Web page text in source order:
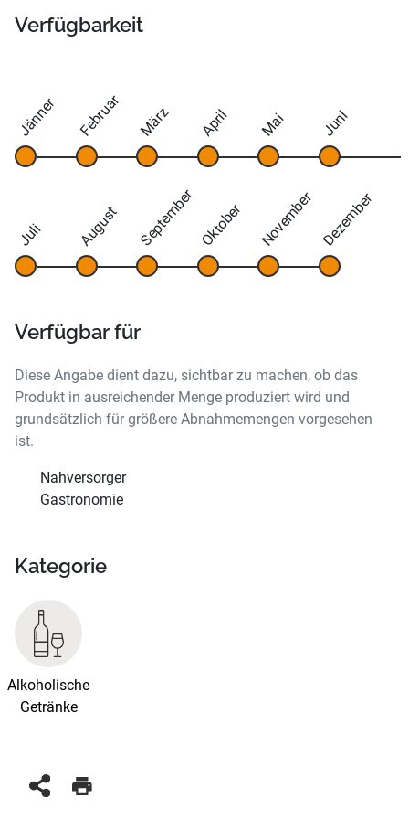
Verfügbarkeit
Jänner Februar März April Mai Juni
Juli August September Oktober November Dezember
Verfügbar für
Diese Angabe dient dazu, sichtbar zu machen, ob das
Produkt in ausreichender Menge produziert wird und
grundsätzlich für größere Abnahmemengen vorgesehen
ist.
Nahversorger
Gastronomie
Kategorie
Alkoholische
Getränke